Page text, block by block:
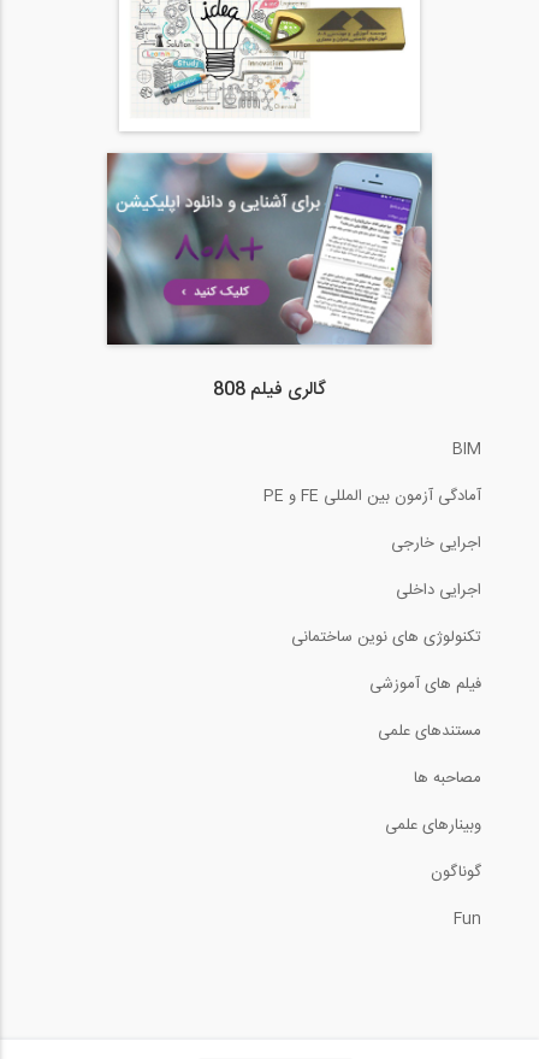
گالری فیلم 808
BIM
آمادگی آزمون بین المللی FE و PE
اجرایی خارجی
اجرایی داخلی
تکنولوژی های نوین ساختمانی
فیلم های آموزشی
مستندهای علمی
مصاحبه ها
وبینارهای علمی
گوناگون
Fun